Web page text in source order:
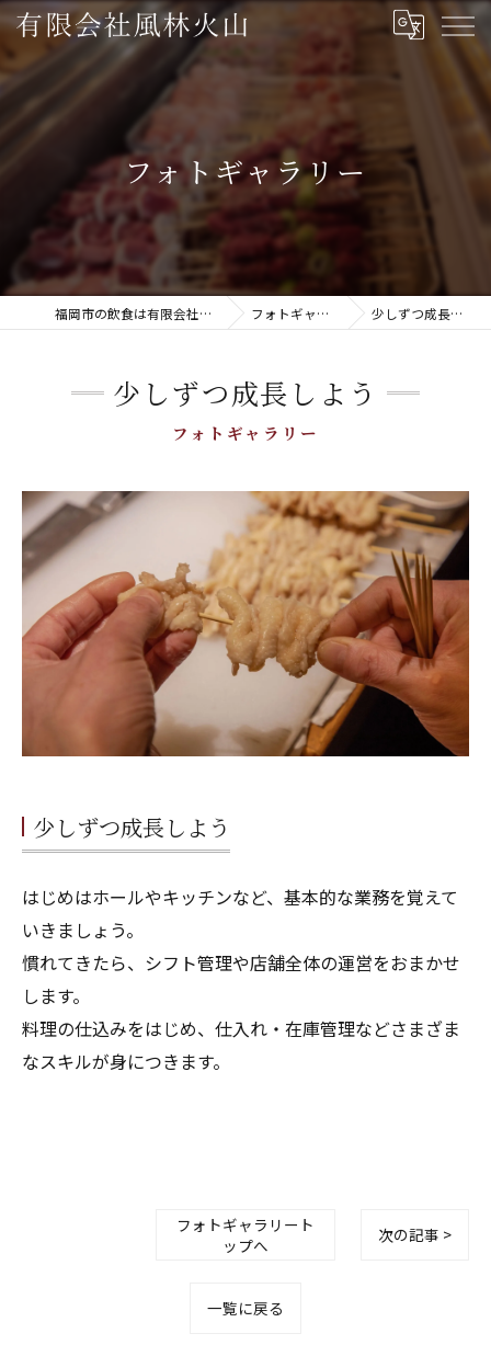
フォトギャラリー
福岡市の飲食は有限会社風林火山 フォトギャラリー 少しずつ成長しよう
フォトギャラリー
少しずつ成長しよう
少しずつ成長しよう
はじめはホールやキッチンなど、基本的な業務を覚えて
いきましょう。
慣れてきたら、シフト管理や店舗全体の運営をおまかせ
します。
料理の仕込みをはじめ、仕入れ・在庫管理などさまざま
なスキルが身につきます。
フォトギャラリート
ップへ
次の記事 >
一覧に戻る